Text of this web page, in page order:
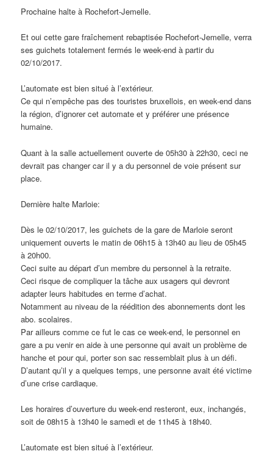
Prochaine halte à Rochefort-Jemelle.
Et oui cette gare fraîchement rebaptisée Rochefort-Jemelle, verra
ses guichets totalement fermés le week-end à partir du
02/10/2017.
L’automate est bien situé à l’extérieur.
Ce qui n’empêche pas des touristes bruxellois, en week-end dans
la région, d’ignorer cet automate et y préférer une présence
humaine.
Quant à la salle actuellement ouverte de 05h30 à 22h30, ceci ne
devrait pas changer car il y a du personnel de voie présent sur
place.
Dernière halte Marloie:
Dès le 02/10/2017, les guichets de la gare de Marloie seront
uniquement ouverts le matin de 06h15 à 13h40 au lieu de 05h45
à 20h00.
Ceci suite au départ d’un membre du personnel à la retraite.
Ceci risque de compliquer la tâche aux usagers qui devront
adapter leurs habitudes en terme d’achat.
Notamment au niveau de la réédition des abonnements dont les
abo. scolaires.
Par ailleurs comme ce fut le cas ce week-end, le personnel en
gare a pu venir en aide à une personne qui avait un problème de
hanche et pour qui, porter son sac ressemblait plus à un défi.
D’autant qu’il y a quelques temps, une personne avait été victime
d’une crise cardiaque.
Les horaires d’ouverture du week-end resteront, eux, inchangés,
soit de 08h15 à 13h40 le samedi et de 11h45 à 18h40.
L’automate est bien situé à l’extérieur.